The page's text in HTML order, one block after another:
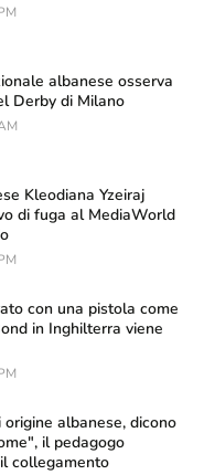
albanese osserva
Derby di Milano
Kleodiana Yzeiraj
di fuga al MediaWorld
con una pistola come
in Inghilterra viene
albanese, dicono
il pedagogo
collegamento